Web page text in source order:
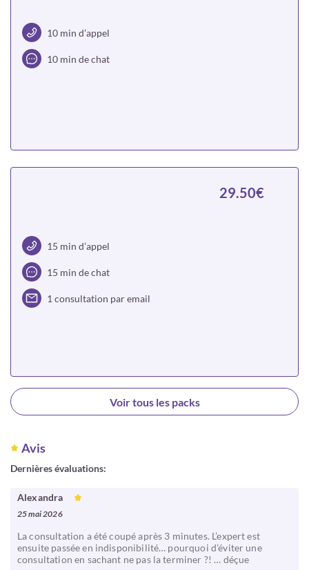
10 min d’appel
10 min de chat
15 min d’appel
15 min de chat
1 consultation par email
29.50€
Choisir
Voir tous les packs
Avis
Dernières évaluations:
Alexandra
25 mai 2026
La consultation a été coupé après 3 minutes. L’expert est
ensuite passée en indisponibilité… pourquoi d’éviter une
consultation en sachant ne pas la terminer ?! … déçue